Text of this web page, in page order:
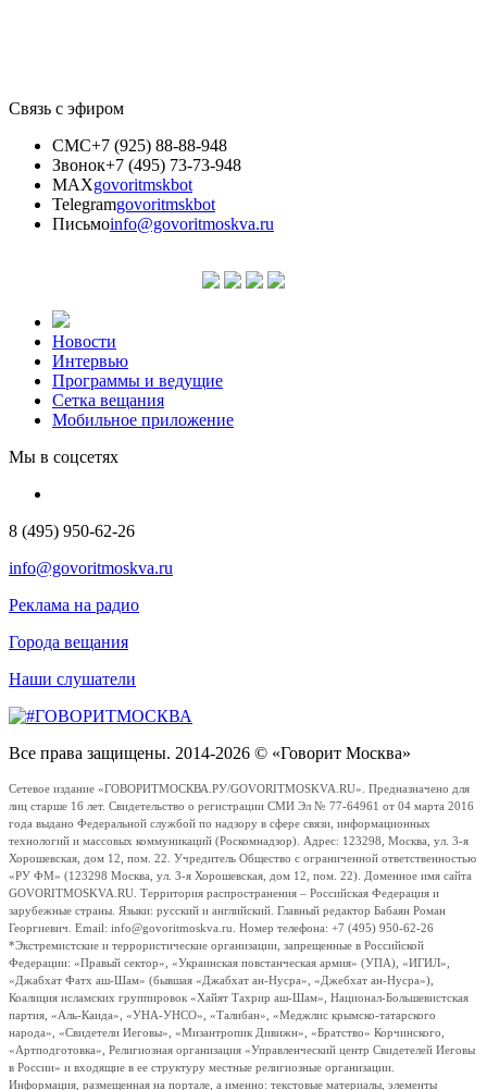
Связь с эфиром
СМС+7 (925) 88-88-948
Звонок+7 (495) 73-73-948
MAXgovoritmskbot
Telegramgovoritmskbot
Письмоinfo@govoritmoskva.ru
Новости
Интервью
Программы и ведущие
Сетка вещания
Мобильное приложение
Мы в соцсетях
8 (495) 950-62-26
info@govoritmoskva.ru
Реклама на радио
Города вещания
Наши слушатели
Все права защищены. 2014-2026 © «Говорит Москва»
Сетевое издание «ГОВОРИТМОСКВА.РУ/GOVORITMOSKVA.RU». Предназначено для
лиц старше 16 лет. Свидетельство о регистрации СМИ Эл № 77-64961 от 04 марта 2016
года выдано Федеральной службой по надзору в сфере связи, информационных
технологий и массовых коммуникаций (Роскомнадзор). Адрес: 123298, Москва, ул. 3-я
Хорошевская, дом 12, пом. 22. Учредитель Общество с ограниченной ответственностью
«РУ ФМ» (123298 Москва, ул. 3-я Хорошевская, дом 12, пом. 22). Доменное имя сайта
GOVORITMOSKVA.RU. Территория распространения – Российская Федерация и
зарубежные страны. Языки: русский и английский. Главный редактор Бабаян Роман
Георгиевич. Email: info@govoritmoskva.ru. Номер телефона: +7 (495) 950-62-26
*Экстремистские и террористические организации, запрещенные в Российской
Федерации: «Правый сектор», «Украинская повстанческая армия» (УПА), «ИГИЛ»,
«Джабхат Фатх аш-Шам» (бывшая «Джабхат ан-Нусра», «Джебхат ан-Нусра»),
Коалиция исламских группировок «Хайят Тахрир аш-Шам», Национал-Большевистская
партия, «Аль-Каида», «УНА-УНСО», «Талибан», «Меджлис крымско-татарского
народа», «Свидетели Иеговы», «Мизантропик Дивижн», «Братство» Корчинского,
«Артподготовка», Религиозная организация «Управленческий центр Свидетелей Иеговы
в России» и входящие в ее структуру местные религиозные организации.
Информация, размещенная на портале, а именно: текстовые материалы, элементы